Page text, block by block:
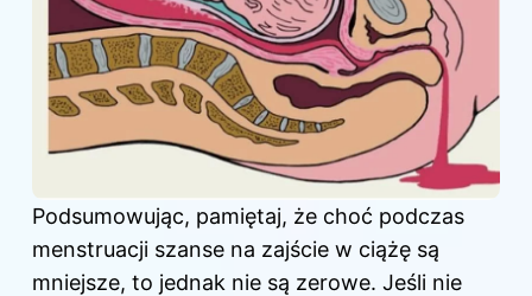
Podsumowując, pamiętaj, że choć podczas
menstruacji szanse na zajście w ciążę są
mniejsze, to jednak nie są zerowe. Jeśli nie